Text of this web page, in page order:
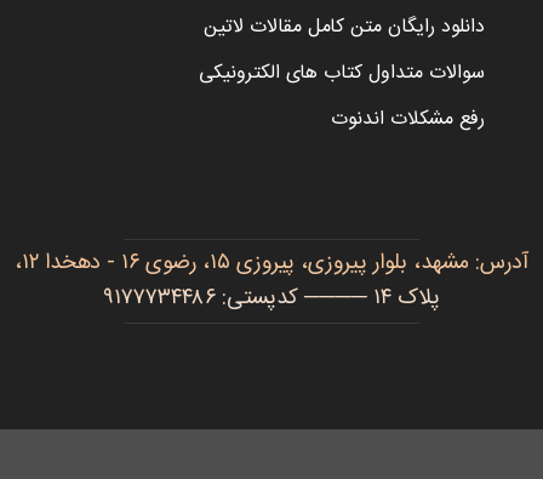
دانلود رایگان متن کامل مقالات لاتین
سوالات متداول کتاب های الکترونیکی
رفع مشکلات اندنوت
آدرس: مشهد، بلوار پیروزی، پیروزی ۱۵، رضوی ۱۶ - دهخدا ۱۲،
پلاک ۱۴ ──── کدپستی: ۹۱۷۷۷۳۴۴۸۶